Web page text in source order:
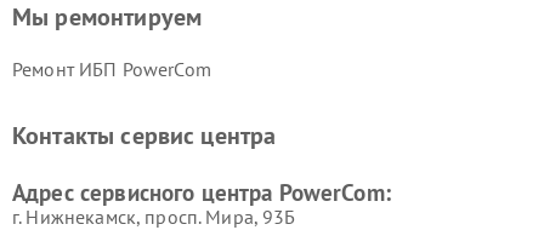
Мы ремонтируем
Ремонт ИБП PowerCom
Контакты сервис центра
Адрес сервисного центра PowerCom:
г. Нижнекамск, просп. Мира, 93Б